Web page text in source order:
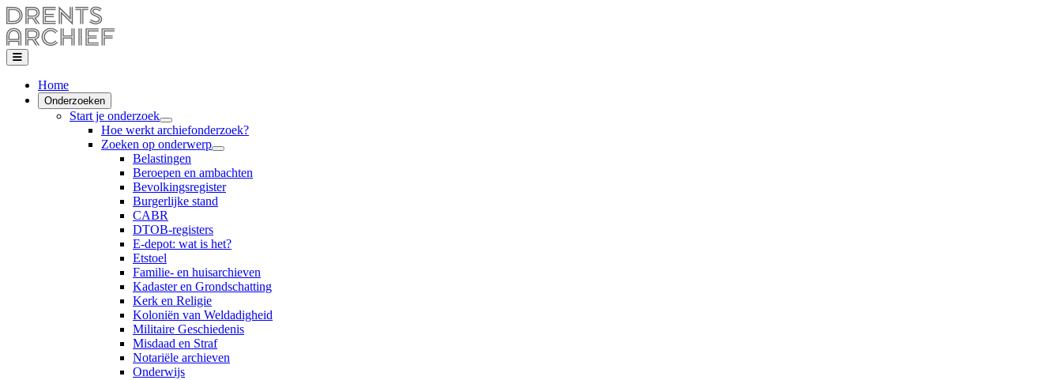
Home
Onderzoeken
Start je onderzoek
Hoe werkt archiefonderzoek?
Zoeken op onderwerp
Belastingen
Beroepen en ambachten
Bevolkingsregister
Burgerlijke stand
CABR
DTOB-registers
E-depot: wat is het?
Etstoel
Familie- en huisarchieven
Kadaster en Grondschatting
Kerk en Religie
Koloniën van Weldadigheid
Militaire Geschiedenis
Misdaad en Straf
Notariële archieven
Onderwijs